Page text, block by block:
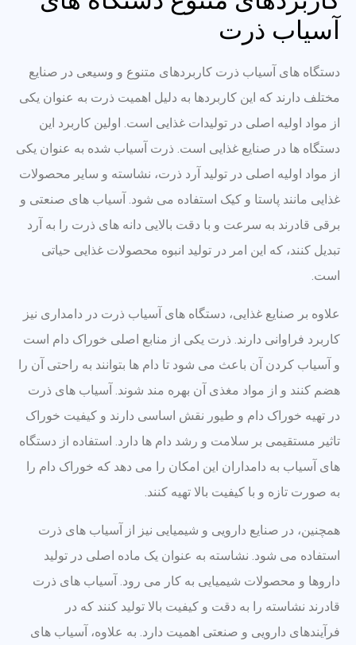
آسیاب ذرت
دستگاه های آسیاب ذرت کاربردهای متنوع و وسیعی در صنایع
مختلف دارند که این کاربردها به دلیل اهمیت ذرت به عنوان یکی
از مواد اولیه اصلی در تولیدات غذایی است. اولین کاربرد این
دستگاه ها در صنایع غذایی است. ذرت آسیاب شده به عنوان یکی
از مواد اولیه اصلی در تولید آرد ذرت، نشاسته و سایر محصولات
غذایی مانند پاستا و کیک استفاده می شود. آسیاب های صنعتی و
برقی قادرند به سرعت و با دقت بالایی دانه های ذرت را به آرد
تبدیل کنند، که این امر در تولید انبوه محصولات غذایی حیاتی
است.
علاوه بر صنایع غذایی، دستگاه های آسیاب ذرت در دامداری نیز
کاربرد فراوانی دارند. ذرت یکی از منابع اصلی خوراک دام است
و آسیاب کردن آن باعث می شود تا دام ها بتوانند به راحتی آن را
هضم کنند و از مواد مغذی آن بهره مند شوند. آسیاب های ذرت
در تهیه خوراک دام و طیور نقش اساسی دارند و کیفیت خوراک
تاثیر مستقیمی بر سلامت و رشد دام ها دارد. استفاده از دستگاه
های آسیاب به دامداران این امکان را می دهد که خوراک دام را
به صورت تازه و با کیفیت بالا تهیه کنند.
همچنین، در صنایع دارویی و شیمیایی نیز از آسیاب های ذرت
استفاده می شود. نشاسته به عنوان یک ماده اصلی در تولید
داروها و محصولات شیمیایی به کار می رود. آسیاب های ذرت
قادرند نشاسته را به دقت و کیفیت بالا تولید کنند که در
فرآیندهای دارویی و صنعتی اهمیت دارد. به علاوه، آسیاب های